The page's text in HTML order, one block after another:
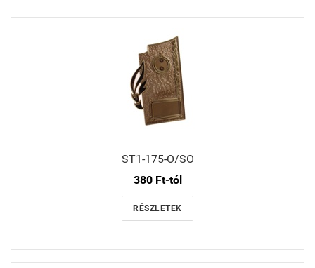
ST1-175-O/SO
380 Ft-tól
RÉSZLETEK